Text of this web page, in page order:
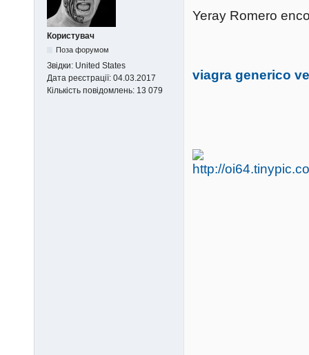
Користувач
Поза форумом
Звідки: United States
Дата реєстрації: 04.03.2017
Кількість повідомлень: 13 079
Yeray Romero
viagra generico